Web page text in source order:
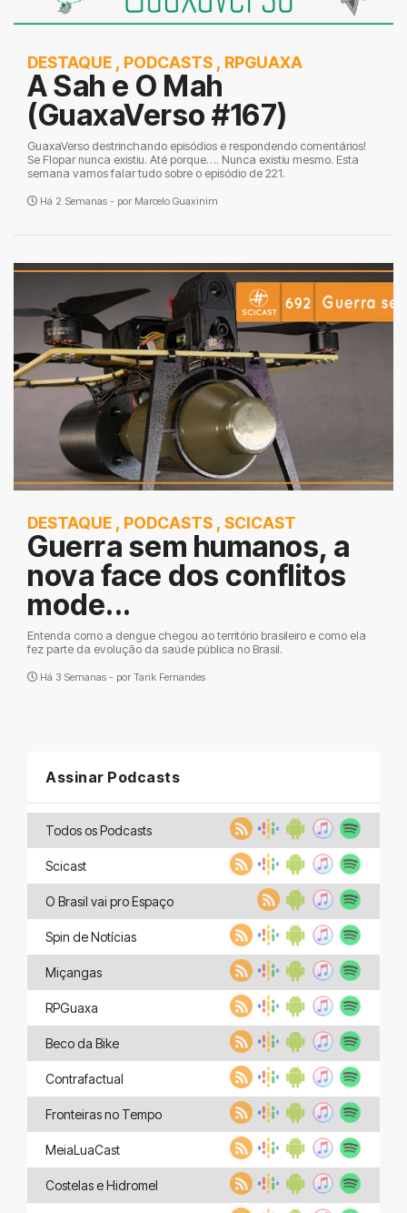
DESTAQUE , PODCASTS , RPGUAXA
A Sah e O Mah
(GuaxaVerso #167)
GuaxaVerso destrinchando episódios e respondendo comentários!
Se Flopar nunca existiu. Até porque…. Nunca existiu mesmo. Esta
semana vamos falar tudo sobre o episódio de 221.
Há 2 Semanas - por Marcelo Guaxinim
DESTAQUE , PODCASTS , SCICAST
Guerra sem humanos, a
nova face dos conflitos
mode...
Entenda como a dengue chegou ao território brasileiro e como ela
fez parte da evolução da saúde pública no Brasil.
Há 3 Semanas - por Tarik Fernandes
Assinar Podcasts
Todos os Podcasts
Scicast
O Brasil vai pro Espaço
Spin de Notícias
Miçangas
RPGuaxa
Beco da Bike
Contrafactual
Fronteiras no Tempo
MeiaLuaCast
Costelas e Hidromel